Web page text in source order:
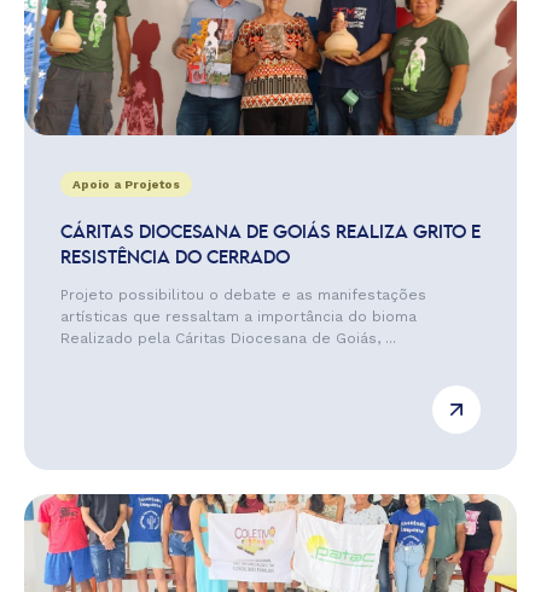
Apoio a Projetos
CÁRITAS DIOCESANA DE GOIÁS REALIZA GRITO E
RESISTÊNCIA DO CERRADO
Projeto possibilitou o debate e as manifestações
artísticas que ressaltam a importância do bioma
Realizado pela Cáritas Diocesana de Goiás, ...